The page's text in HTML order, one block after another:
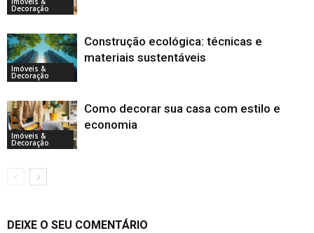
Decoração
Imóveis &
Decoração
Construção ecológica: técnicas e
materiais sustentáveis
Imóveis &
Decoração
Como decorar sua casa com estilo e
economia
DEIXE O SEU COMENTÁRIO